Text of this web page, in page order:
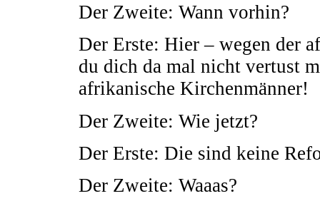
Der Zweite: Wann vorhin?
Der Erste: Hier – wegen der
du dich da mal nicht vertust
afrikanische Kirchenmänner!
Der Zweite: Wie jetzt?
Der Erste: Die sind keine
Der Zweite: Waaas?